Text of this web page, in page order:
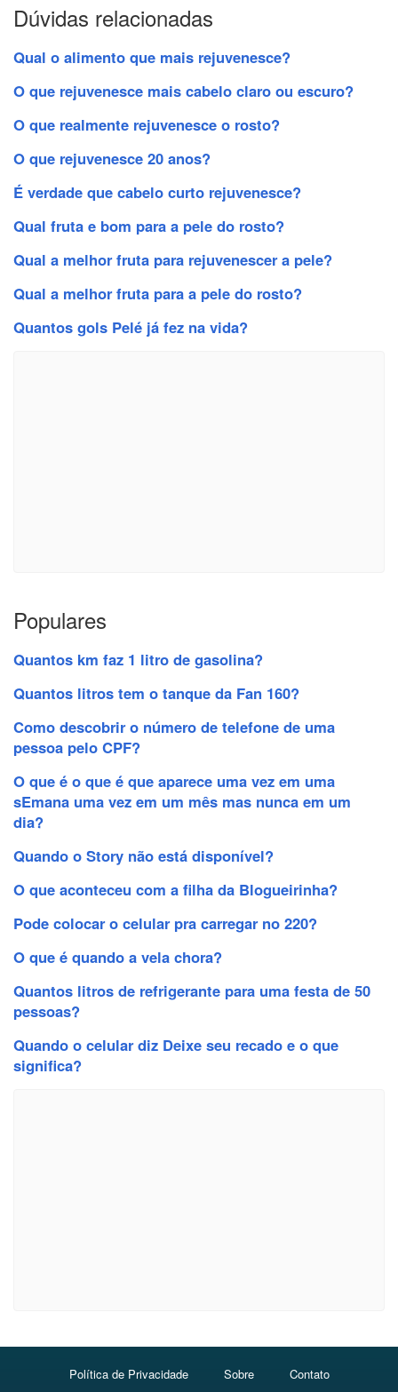
Dúvidas relacionadas
Qual o alimento que mais rejuvenesce?
O que rejuvenesce mais cabelo claro ou escuro?
O que realmente rejuvenesce o rosto?
O que rejuvenesce 20 anos?
É verdade que cabelo curto rejuvenesce?
Qual fruta e bom para a pele do rosto?
Qual a melhor fruta para rejuvenescer a pele?
Qual a melhor fruta para a pele do rosto?
Quantos gols Pelé já fez na vida?
Populares
Quantos km faz 1 litro de gasolina?
Quantos litros tem o tanque da Fan 160?
Como descobrir o número de telefone de uma
pessoa pelo CPF?
O que é o que é que aparece uma vez em uma
sEmana uma vez em um mês mas nunca em um
dia?
Quando o Story não está disponível?
O que aconteceu com a filha da Blogueirinha?
Pode colocar o celular pra carregar no 220?
O que é quando a vela chora?
Quantos litros de refrigerante para uma festa de 50
pessoas?
Quando o celular diz Deixe seu recado e o que
significa?
Política de Privacidade Sobre Contato